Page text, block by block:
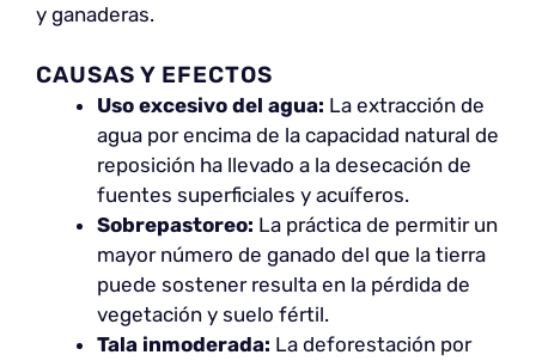
y ganaderas.
CAUSAS Y EFECTOS
Uso excesivo del agua: La extracción de
agua por encima de la capacidad natural de
reposición ha llevado a la desecación de
fuentes superficiales y acuíferos.
Sobrepastoreo: La práctica de permitir un
mayor número de ganado del que la tierra
puede sostener resulta en la pérdida de
vegetación y suelo fértil.
Tala inmoderada: La deforestación por